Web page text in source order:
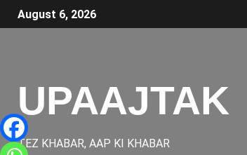
August 6, 2026
UPAAJTAK
TEZ KHABAR, AAP KI KHABAR